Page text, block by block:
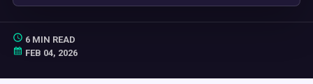
6 MIN READ
FEB 04, 2026